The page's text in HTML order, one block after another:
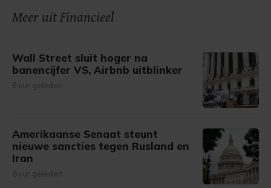
gemaakte keuze altijd wijzigen of intrekken.
Meer uit Financieel
Wall Street sluit hoger na
banencijfer VS, Airbnb uitblinker
6 uur geleden
Amerikaanse Senaat steunt
nieuwe sancties tegen Rusland en
Iran
8 uur geleden